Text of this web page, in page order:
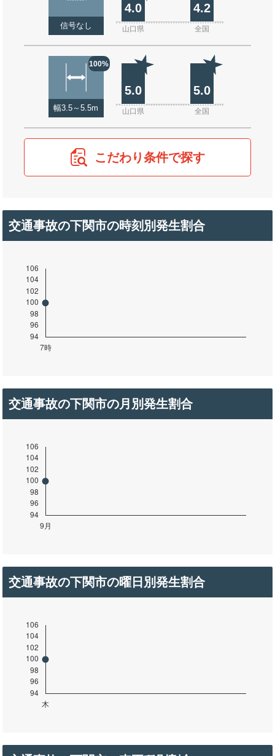
信号なし
4.0 4.2
山口県 全国
100%
幅3.5～5.5m
5.0 5.0
山口県 全国
こだわり条件で探す
交通事故の下関市の時刻別発生割合
交通事故の下関市の月別発生割合
交通事故の下関市の曜日別発生割合